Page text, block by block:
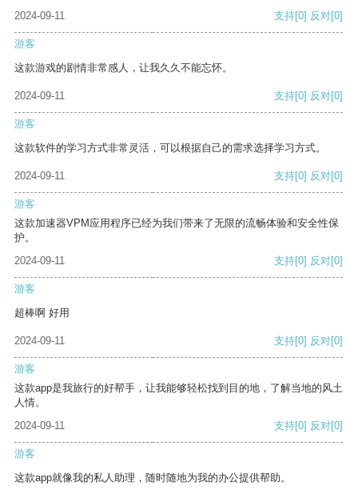
2024-09-11 支持[0] 反对[0]
游客
这款游戏的剧情非常感人，让我久久不能忘怀。
2024-09-11 支持[0] 反对[0]
游客
这款软件的学习方式非常灵活，可以根据自己的需求选择学习方式。
2024-09-11 支持[0] 反对[0]
游客
这款加速器VPM应用程序已经为我们带来了无限的流畅体验和安全性保
护。
2024-09-11
支持[0] 反对[0]
游客
超棒啊 好用
2024-09-11 支持[0] 反对[0]
游客
这款app是我旅行的好帮手，让我能够轻松找到目的地，了解当地的风土
人情。
2024-09-11
支持[0] 反对[0]
游客
这款app就像我的私人助理，随时随地为我的办公提供帮助。